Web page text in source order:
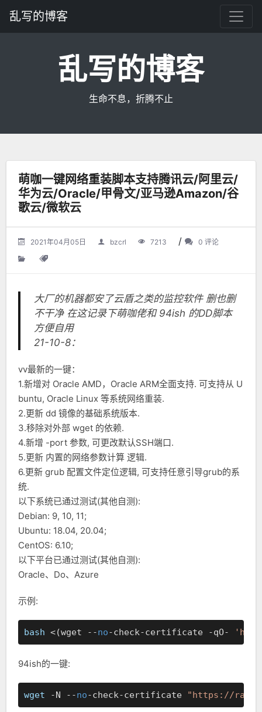
乱写的博客
乱写的博客
生命不息，折腾不止
萌咖一键网络重装脚本支持腾讯云/阿里云/
华为云/Oracle/甲骨文/亚马逊Amazon/谷
歌云/微软云
2021年04月05日 bzcrl 7213 / 0 评论
大厂的机器都安了云盾之类的监控软件 删也删
不干净 在这记录下萌咖佬和 94ish 的DD脚本
方便自用
21-10-8：
vv最新的一键：
1.新增对 Oracle AMD，Oracle ARM全面支持. 可支持从 U
buntu, Oracle Linux 等系统网络重装.
2.更新 dd 镜像的基础系统版本.
3.移除对外部 wget 的依赖.
4.新增 -port 参数, 可更改默认SSH端口.
5.更新 内置的网络参数计算 逻辑.
6.更新 grub 配置文件定位逻辑, 可支持任意引导grub的系
统.
以下系统已通过测试(其他自测):
Debian: 9, 10, 11;
Ubuntu: 18.04, 20.04;
CentOS: 6.10;
以下平台已通过测试(其他自测):
Oracle、Do、Azure
示例:
bash <(wget --no-check-certificate -qO-
94ish的一键:
wget -N --no-check-certificate "https://